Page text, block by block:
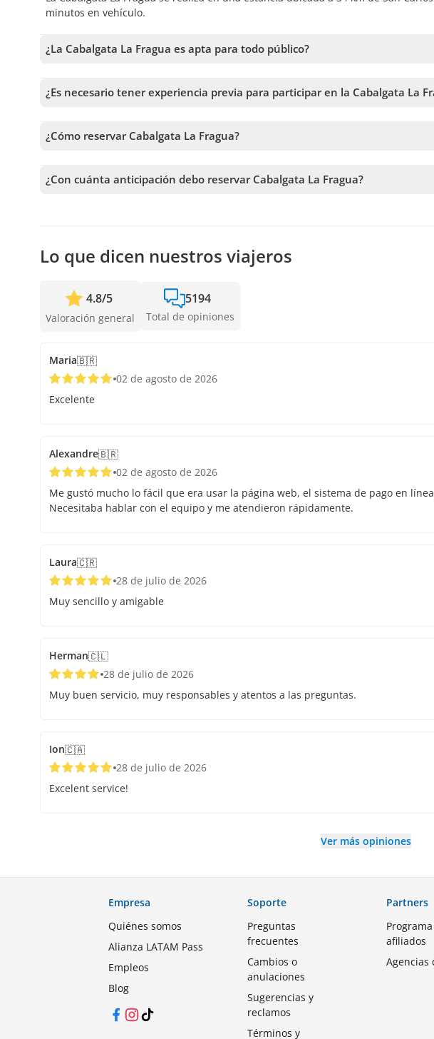
minutos en vehículo.
¿La Cabalgata La Fragua es apta para todo público?
problemas cardiacos, y la edad mínima requerida para participar es de 5 años.
¿Es necesario tener experiencia previa para participar en la Cabalgata La
¿Cómo reservar Cabalgata La Fragua?
antes de confirmar tu reserva.
¿Con cuánta anticipación debo reservar Cabalgata La Fragua?
Lo que dicen nuestros viajeros
4.8/5
Valoración general
5194
Total de opiniones
Maria🇧🇷
02 de agosto de 2026
Excelente
Alexandre🇧🇷
02 de agosto de 2026
Me gustó mucho lo fácil que era usar la página web, el sistema de pago en
Necesitaba hablar con el equipo y me atendieron rápidamente.
Laura🇨🇷
28 de julio de 2026
Muy sencillo y amigable
Herman🇨🇱
28 de julio de 2026
Muy buen servicio, muy responsables y atentos a las preguntas.
Ion🇨🇦
28 de julio de 2026
Excelent service!
Ver más opiniones
Empresa
Quiénes somos
Alianza LATAM Pass
Empleos
Blog
Facebook
Instagram
TikTok
Soporte
Preguntas
frecuentes
Cambios o
anulaciones
Sugerencias y
reclamos
Términos y
Partners
afiliados
Agencias